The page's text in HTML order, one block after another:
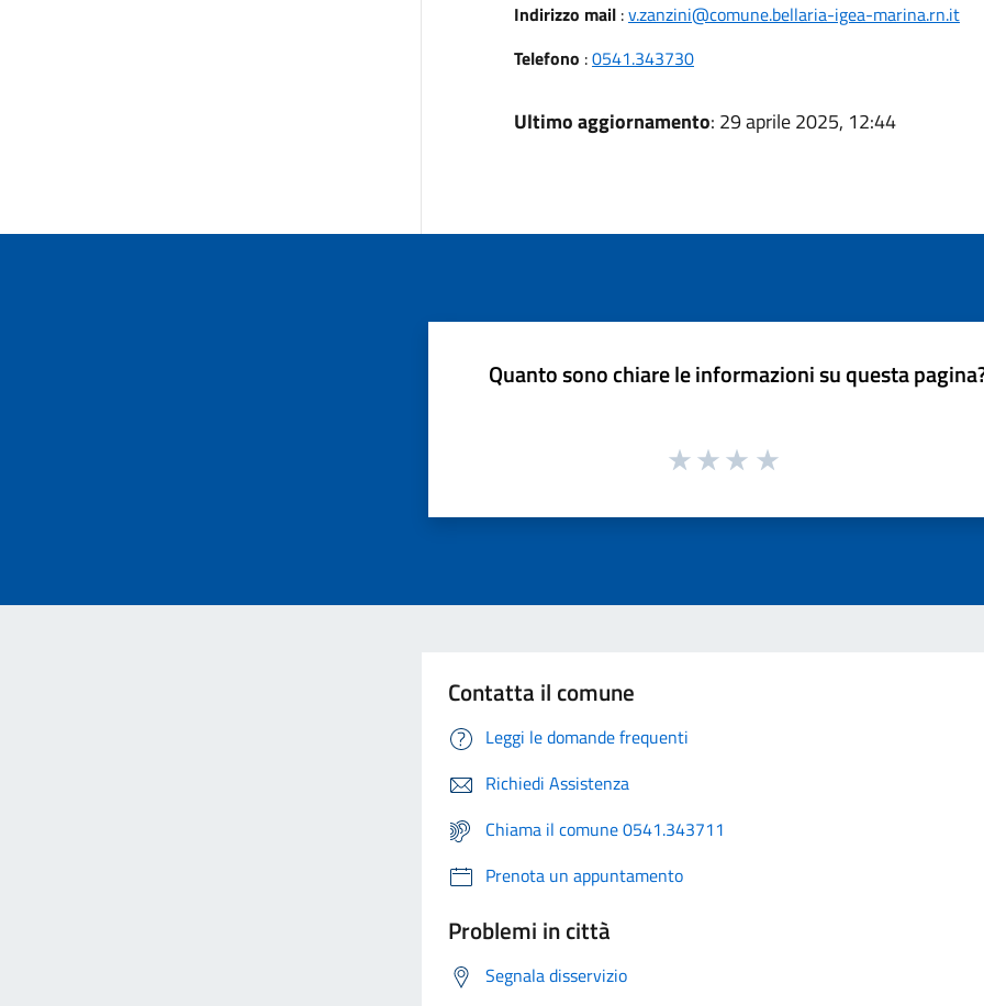
Indirizzo mail:v.zanzini@comune.bellaria-igea-marina.rn.it
Telefono :0541.343730
Ultimo aggiornamento: 29 aprile 2025, 12:44
Quanto sono chiare le informazioni su questa
Contatta il comune
Leggi le domande frequenti
Richiedi Assistenza
Chiama il comune 0541.343711
Prenota un appuntamento
Problemi in città
Segnala disservizio